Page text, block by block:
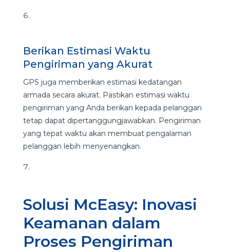
Berikan Estimasi Waktu
Pengiriman yang Akurat
GPS juga memberikan estimasi kedatangan
armada secara akurat. Pastikan estimasi waktu
pengiriman yang Anda berikan kepada pelanggan
tetap dapat dipertanggungjawabkan. Pengiriman
yang tepat waktu akan membuat pengalaman
pelanggan lebih menyenangkan.
Solusi McEasy: Inovasi
Keamanan dalam
Proses Pengiriman